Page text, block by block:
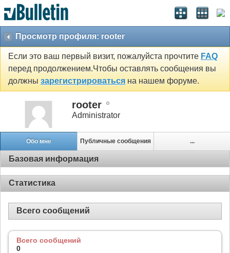
Просмотр профиля: rooter
Если это ваш первый визит, пожалуйста прочтите FAQ
перед продолжением.Чтобы оставлять сообщения вы
должны зарегистрироваться на нашем форуме.
rooter
Administrator
Обо мне Публичные сообщения ...
Базовая информация
Статистика
Всего сообщений
Всего сообщений
0